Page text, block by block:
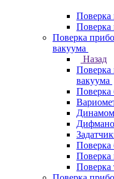
Поверка
Поверка
Поверка
вакуума
Назад
Поверка
вакуума
Поверка
Поверка
Поверка
Поверка